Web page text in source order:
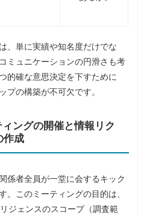
、単に実績や知名度だけでな
ミュニケーションの円滑さも考
的確な意思決定を下すために
プの構築が不可欠です。
ングの開催と情報リク
作成
係者全員が一堂に会するキック
。このミーティングの目的は、
ジェンスのスコープ（調査範